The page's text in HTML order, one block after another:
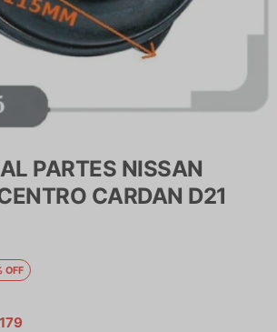
PARTES NISSAN
CARDAN D21